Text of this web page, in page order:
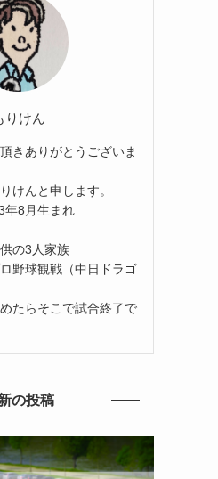
りけん
きありがとうございま
けんと申します。
8月生まれ
の3人家族
野球観戦（中日ドラゴ
たらそこで試合終了で
の投稿